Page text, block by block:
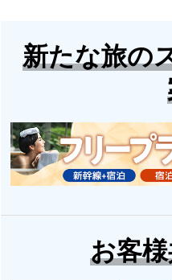
新たな旅の
お客